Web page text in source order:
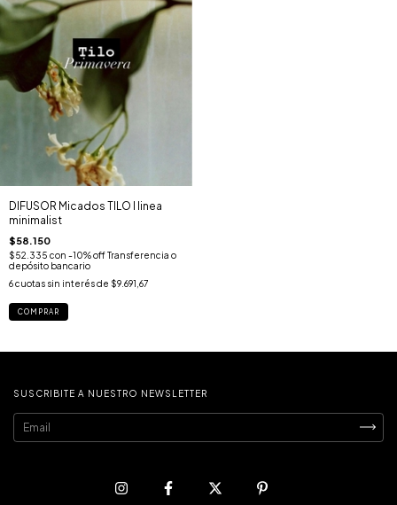
DIFUSOR Micados TILO I linea
minimalist
$58.150
$52.335 con -10% off Transferencia o
depósito bancario
6cuotas sin interés de $9.691,67
COMPRAR
SUSCRIBITE A NUESTRO NEWSLETTER